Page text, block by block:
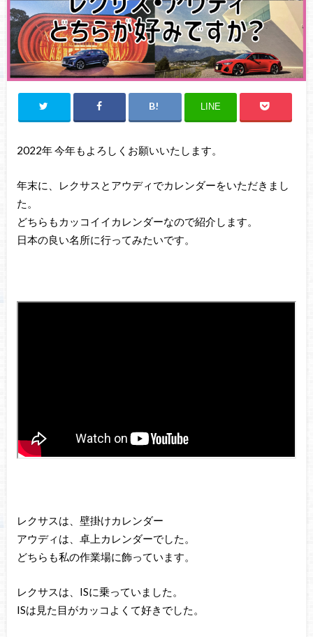
LINE
2022年 今年もよろしくお願いいたします。
年末に、レクサスとアウディでカレンダーをいただきまし
た。
どちらもカッコイイカレンダーなので紹介します。
日本の良い名所に行ってみたいです。
レクサスは、壁掛けカレンダー
アウディは、卓上カレンダーでした。
どちらも私の作業場に飾っています。
レクサスは、ISに乗っていました。
ISは見た目がカッコよくて好きでした。